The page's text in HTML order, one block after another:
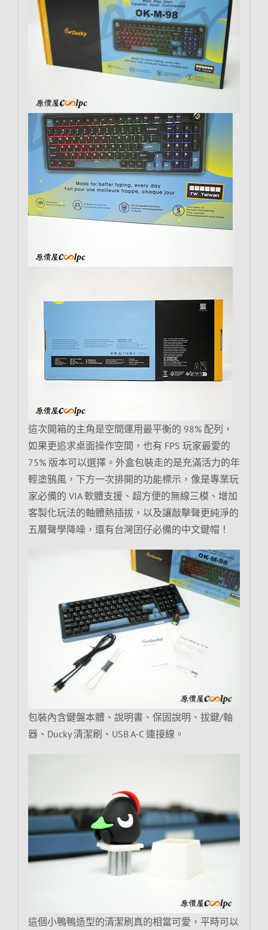
這次開箱的主角是空間運用最平衡的 98% 配列，
如果更追求桌面操作空間，也有 FPS 玩家最愛的
75% 版本可以選擇。外盒包裝走的是充滿活力的年
輕塗鴉風，下方一次排開的功能標示，像是專業玩
家必備的 VIA 軟體支援、超方便的無線三模、增加
客製化玩法的軸體熱插拔，以及讓敲擊聲更純淨的
五層聲學降噪，還有台灣囝仔必備的中文鍵帽！
包裝內含鍵盤本體、說明書、保固說明、拔鍵/軸
器、Ducky 清潔刷、USB A-C 連接線。
這個小鴨鴨造型的清潔刷真的相當可愛，平時可以